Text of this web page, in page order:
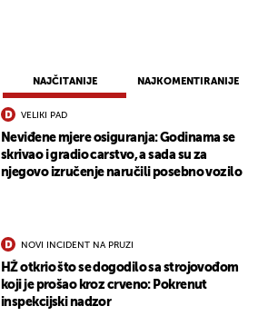
NAJČITANIJE NAJKOMENTIRANIJE
VELIKI PAD
Neviđene mjere osiguranja: Godinama se
skrivao i gradio carstvo, a sada su za
njegovo izručenje naručili posebno vozilo
NOVI INCIDENT NA PRUZI
HŽ otkrio što se dogodilo sa strojovođom
koji je prošao kroz crveno: Pokrenut
inspekcijski nadzor